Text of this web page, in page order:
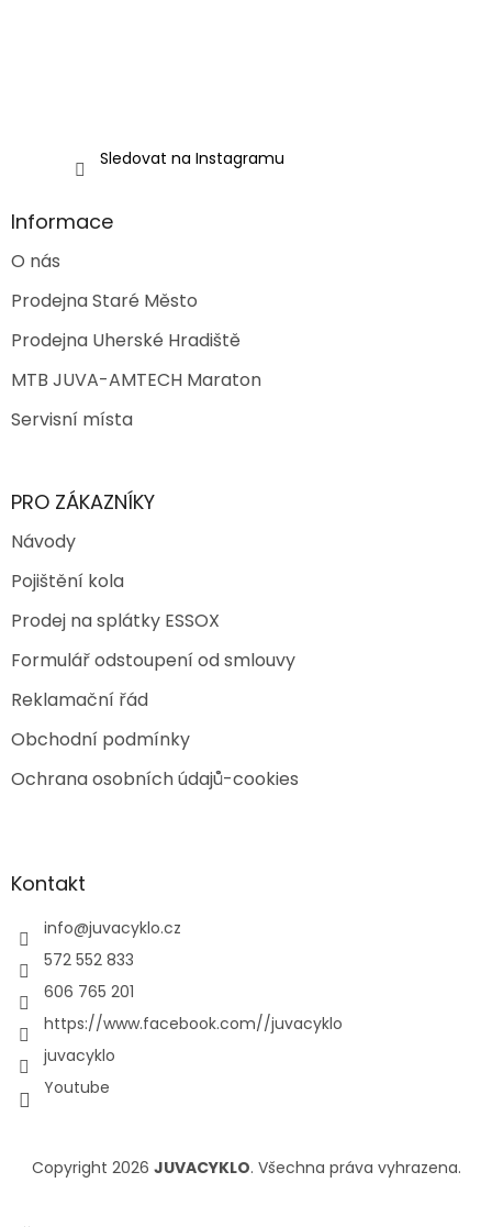
Sledovat na Instagramu
Informace
O nás
Prodejna Staré Město
Prodejna Uherské Hradiště
MTB JUVA-AMTECH Maraton
Servisní místa
PRO ZÁKAZNÍKY
Návody
Pojištění kola
Prodej na splátky ESSOX
Formulář odstoupení od smlouvy
Reklamační řád
Obchodní podmínky
Ochrana osobních údajů-cookies
Kontakt
info@juvacyklo.cz
572 552 833
606 765 201
https://www.facebook.com//juvacyklo
juvacyklo
Youtube
Copyright 2026 JUVACYKLO. Všechna práva vyhrazena.